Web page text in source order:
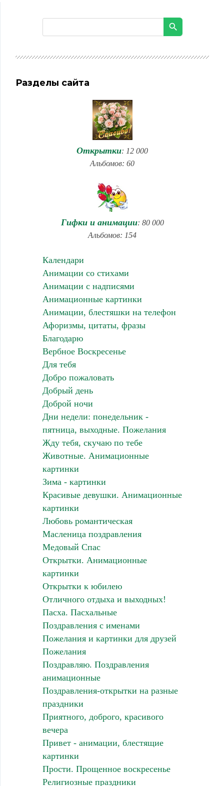
Разделы сайта
Открытки: 12 000
Альбомов: 60
Гифки и анимации: 80 000
Альбомов: 154
Календари
Анимации со стихами
Анимации с надписями
Анимационные картинки
Анимации, блестяшки на телефон
Афоризмы, цитаты, фразы
Благодарю
Вербное Воскресенье
Для тебя
Добро пожаловать
Добрый день
Доброй ночи
Дни недели: понедельник -
пятница, выходные. Пожелания
Жду тебя, скучаю по тебе
Животные. Анимационные
картинки
Зима - картинки
Красивые девушки. Анимационные
картинки
Любовь романтическая
Масленица поздравления
Медовый Спас
Открытки. Анимационные
картинки
Открытки к юбилею
Отличного отдыха и выходных!
Пасха. Пасхальные
Поздравления с именами
Пожелания и картинки для друзей
Пожелания
Поздравляю. Поздравления
анимационные
Поздравления-открытки на разные
праздники
Приятного, доброго, красивого
вечера
Привет - анимации, блестящие
картинки
Прости. Прощенное воскресенье
Религиозные праздники